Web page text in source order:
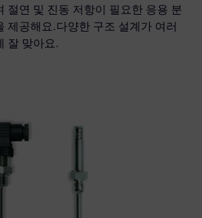
절연 및 진동 저항이 필요한 응용 분
제공해요.다양한 구조 설계가 여러
잘 맞아요.